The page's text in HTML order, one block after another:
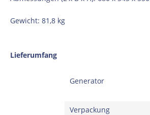
Gewicht: 81,8 kg
Lieferumfang
Generator
Verpackung